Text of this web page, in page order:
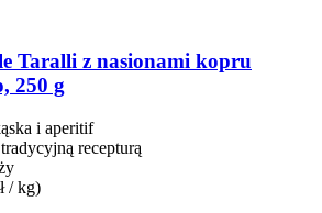
Taralli z nasionami kopru
250 g
i aperitif
recepturą
/ kg)